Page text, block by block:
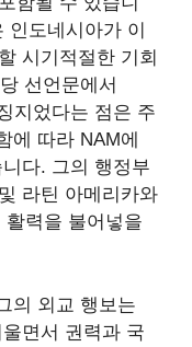
도네시아가 이
시기적절한 기회
선언문에서
지었다는 점은 주
에 따라 NAM에
다. 그의 행정부
라틴 아메리카와
력을 불어넣을
의 외교 행보는
면서 권력과 국